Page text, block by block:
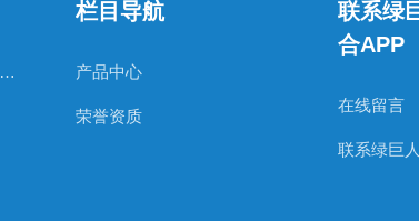
日本AND绿巨人视频在线观看官网
栏目导航
产品中心
荣誉资质
联系绿
合APP
在线留言
联系绿巨